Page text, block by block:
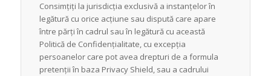
Consimțiți la jurisdicția exclusivă a instanțelor în
legătură cu orice acțiune sau dispută care apare
între părți în cadrul sau în legătură cu această
Politică de Confidențialitate, cu excepția
persoanelor care pot avea drepturi de a formula
pretenții în baza Privacy Shield, sau a cadrului